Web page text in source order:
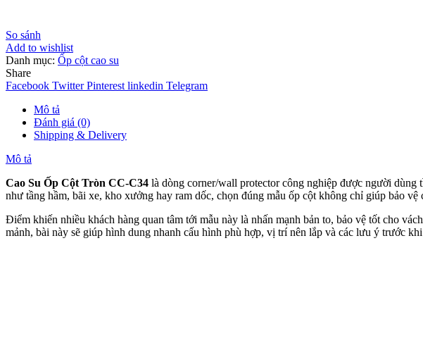
So sánh
Add to wishlist
Danh mục: Ốp cột cao su
Share
Facebook Twitter Pinterest linkedin Telegram
Mô tả
Đánh giá (0)
Shipping & Delivery
Mô tả
Cao Su Ốp Cột Tròn CC-C34 là dòng corner/wall protector công nghiệp được người
như tầng hầm, bãi xe, kho xưởng hay ram dốc, chọn đúng mẫu ốp cột không chỉ giúp bảo
Điểm khiến nhiều khách hàng quan tâm tới mẫu này là nhấn mạnh bản to, bảo vệ tốt cho
mảnh, bài này sẽ giúp hình dung nhanh cấu hình phù hợp, vị trí nên lắp và các lưu ý trước